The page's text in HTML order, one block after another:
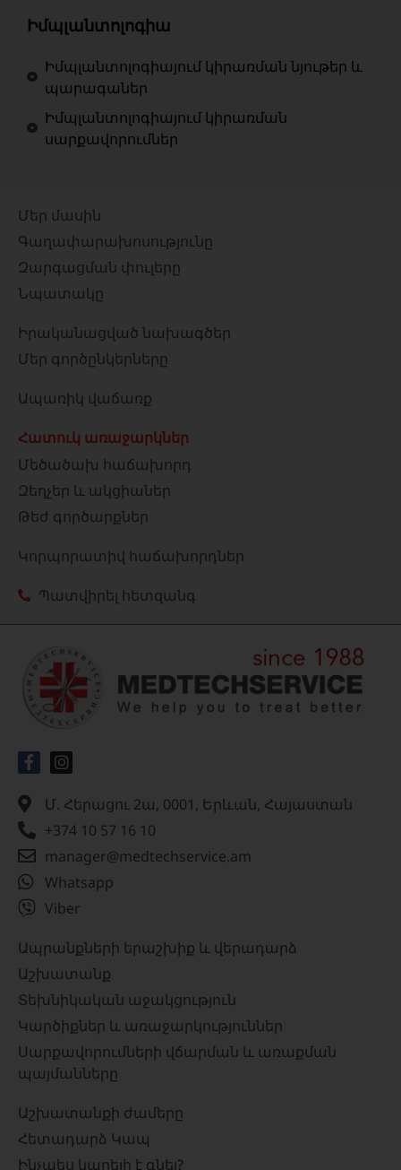
Իմպլանտոլոգիա
Իմպլանտոլոգիայում կիրառման նյութեր և
պարագաներ
Իմպլանտոլոգիայում կիրառման
սարքավորումներ
Մեր մասին
Գաղափարախոսությունը
Զարգացման փուլերը
Նպատակը
Իրականացված նախագծեր
Մեր գործընկերները
Ապառիկ վաճառք
Հատուկ առաջարկներ
Մեծածախ հաճախորդ
Զեղչեր և ակցիաներ
Թեժ գործարքներ
Կորպորատիվ հաճախորդներ
Պատվիրել հետզանգ
Մ. Հերացու 2ա, 0001, Երևան, Հայաստան
+374 10 57 16 10
manager@medtechservice.am
Whatsapp
Viber
Ապրանքների երաշխիք և վերադարձ
Աշխատանք
Տեխնիկական աջակցություն
Կարծիքներ և առաջարկություններ
Սարքավորումների վճարման և առաքման
պայմանները
Աշխատանքի ժամերը
Հետադարձ Կապ
Ինչպես կարելի է գնել?